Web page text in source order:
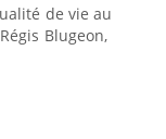
de vie au
Blugeon,